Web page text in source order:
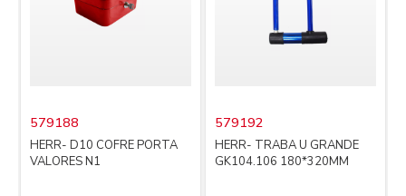
579188
HERR- D10 COFRE PORTA
VALORES N1
579192
HERR- TRABA U GRANDE
GK104.106 180*320MM